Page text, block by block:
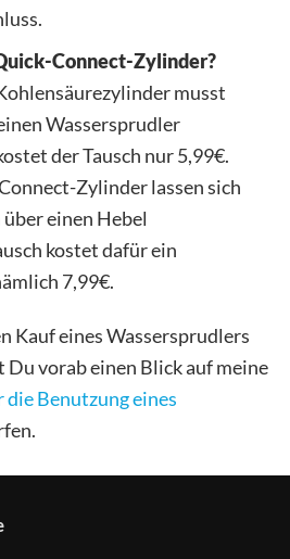
Connect-Zylinder?
musst
Wassersprudler
der Tausch nur 5,99€.
Zylinder lassen sich
einen Hebel
kostet dafür ein
7,99€.
Kauf eines Wassersprudlers
vorab einen Blick auf meine
Benutzung eines